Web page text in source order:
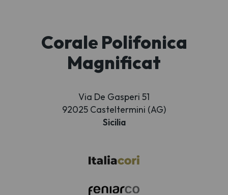
Corale Polifonica
Magnificat
Via De Gasperi 51
92025 Casteltermini (AG)
Sicilia